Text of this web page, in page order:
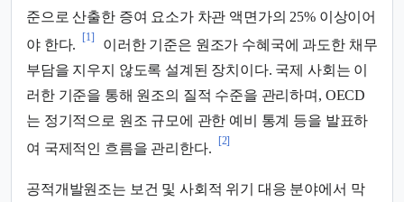
준으로 산출한 증여 요소가 차관 액면가의 25% 이상이어
야 한다.
[1]
이러한 기준은 원조가 수혜국에 과도한 채무
부담을 지우지 않도록 설계된 장치이다. 국제 사회는 이
러한 기준을 통해 원조의 질적 수준을 관리하며, OECD
는 정기적으로 원조 규모에 관한 예비 통계 등을 발표하
여 국제적인 흐름을 관리한다.
[2]
공적개발원조는 보건 및 사회적 위기 대응 분야에서 막